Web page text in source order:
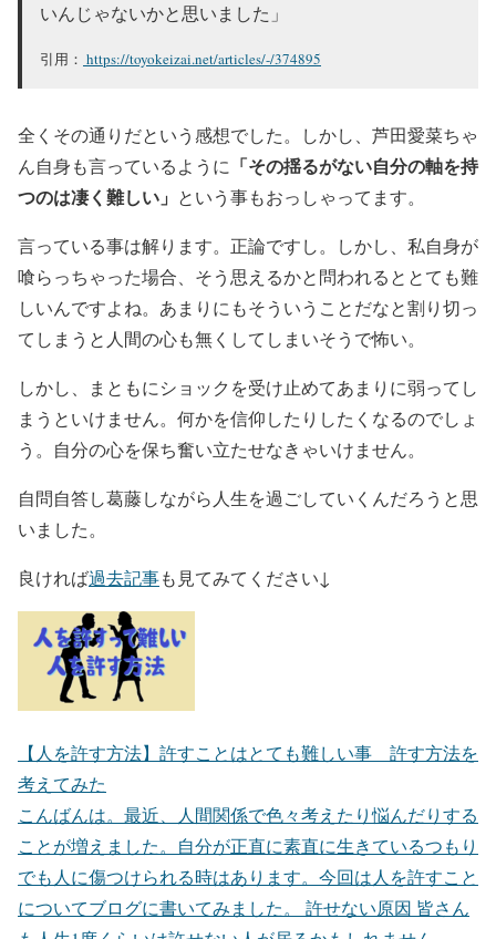
いんじゃないかと思いました」
引用： https://toyokeizai.net/articles/-/374895
全くその通りだという感想でした。しかし、芦田愛菜ちゃ
ん自身も言っているように 「その揺るがない自分の軸を持
つのは凄く難しい」 という事もおっしゃってます。
言っている事は解ります。正論ですし。しかし、私自身が
喰らっちゃった場合、そう思えるかと問われるととても難
しいんですよね。あまりにもそういうことだなと割り切っ
てしまうと人間の心も無くしてしまいそうで怖い。
しかし、まともにショックを受け止めてあまりに弱ってし
まうといけません。何かを信仰したりしたくなるのでしょ
う。自分の心を保ち奮い立たせなきゃいけません。
自問自答し葛藤しながら人生を過ごしていくんだろうと思
いました。
良ければ過去記事も見てみてください↓
【人を許す方法】許すことはとても難しい事 許す方法を
考えてみた
こんばんは。最近、人間関係で色々考えたり悩んだりする
ことが増えました。自分が正直に素直に生きているつもり
でも人に傷つけられる時はあります。今回は人を許すこと
についてブログに書いてみました。 許せない原因 皆さん